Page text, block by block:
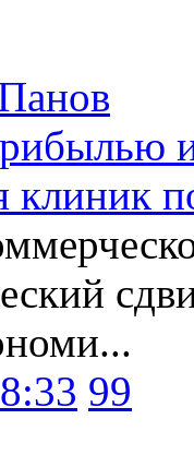
и
клиник
99